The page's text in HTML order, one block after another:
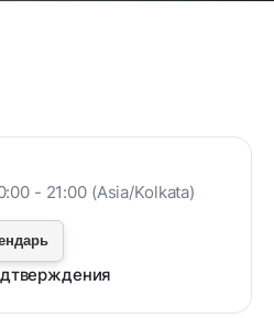
- 21:00 (Asia/Kolkata)